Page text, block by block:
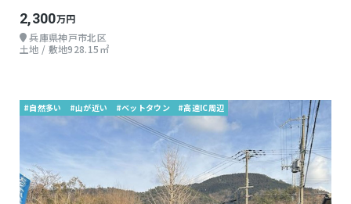
2,300万円
兵庫県神戸市北区
土地 / 敷地928.15㎡
#自然多い #山が近い #ベットタウン #高速IC周辺